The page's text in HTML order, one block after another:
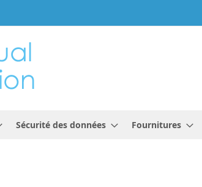
Sécurité des données Fournitures